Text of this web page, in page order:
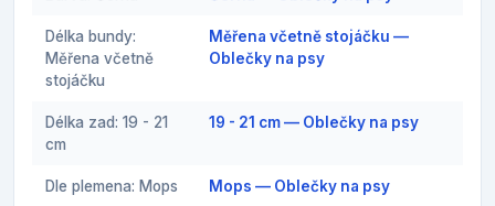
Délka bundy:
Měřena včetně
stojáčku
Měřena včetně stojáčku —
Oblečky na psy
Délka zad: 19 - 21
cm
19 - 21 cm — Oblečky na psy
Dle plemena: Mops Mops — Oblečky na psy